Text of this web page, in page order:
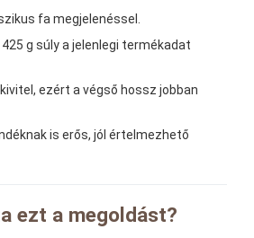
fa megjelenéssel.
g súly a jelenlegi termékadat
ezért a végső hossz jobban
is erős, jól értelmezhető
ezt a megoldást?